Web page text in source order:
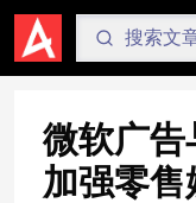
微软广告
加强零售